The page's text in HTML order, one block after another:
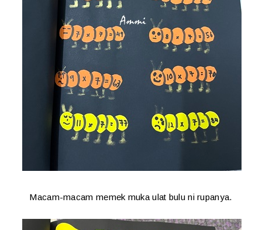
Macam-macam memek muka ulat bulu ni rupanya.